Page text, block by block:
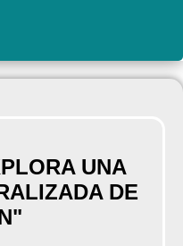
UNA
DE